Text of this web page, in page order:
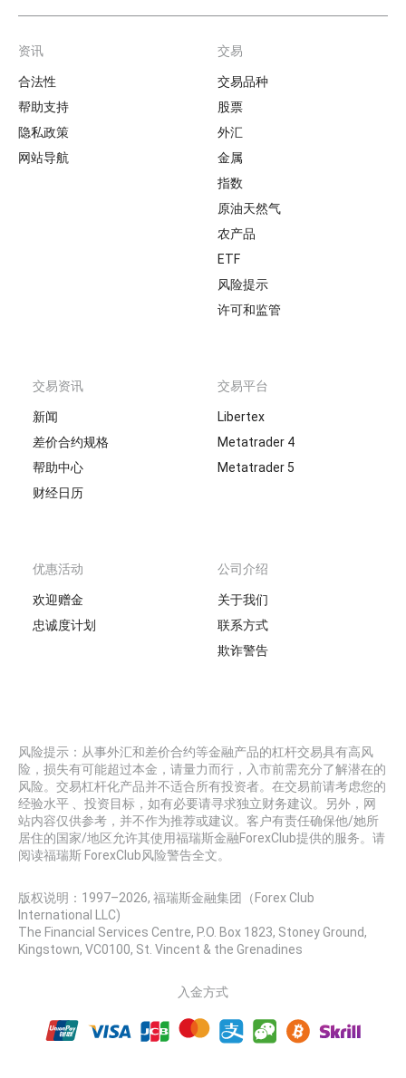
Footer
资讯
合法性
帮助支持
隐私政策
网站导航
交易
交易品种
股票
外汇
金属
指数
原油天然气
农产品
ETF
风险提示
许可和监管
交易资讯
新闻
差价合约规格
帮助中心
财经日历
交易平台
Libertex
Metatrader 4
Metatrader 5
优惠活动
欢迎赠金
忠诚度计划
公司介绍
关于我们
联系方式
欺诈警告
风险提示：从事外汇和差价合约等金融产品的杠杆交易具有高风
险，损失有可能超过本金，请量力而行，入市前需充分了解潜在的
风险。交易杠杆化产品并不适合所有投资者。在交易前请考虑您的
经验水平 、投资目标，如有必要请寻求独立财务建议。另外，网
站内容仅供参考，并不作为推荐或建议。客户有责任确保他/她所
居住的国家/地区允许其使用福瑞斯金融ForexClub提供的服务。请
阅读福瑞斯 ForexClub风险警告全文。
版权说明：1997–2026, 福瑞斯金融集团（Forex Club
International LLC)
The Financial Services Centre, P.O. Box 1823, Stoney Ground,
Kingstown, VC0100, St. Vincent & the Grenadines
入金方式